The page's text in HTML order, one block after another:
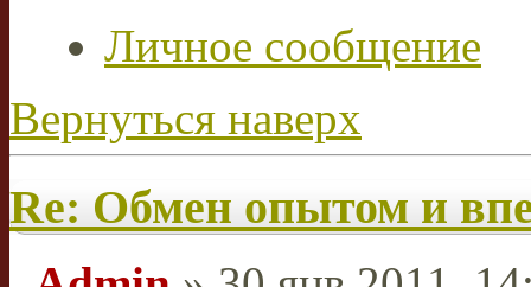
Личное сообщение
Вернуться наверх
Re: Обмен опытом и